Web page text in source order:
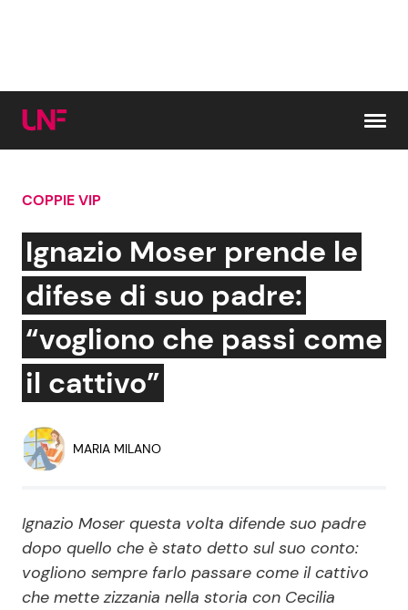
Cerca:
News e Cronaca
Attualità Italiana
Dal Mondo
Economia
Persone Scomparse
Politica
Gossip e TV
Bellezze VIP
Reality e Talent
Soap Opera
COPPIE VIP
Ignazio Moser prende le
difese di suo padre:
“vogliono che passi come
il cattivo”
MARIA MILANO
Ignazio Moser questa volta difende suo padre
dopo quello che è stato detto sul suo conto:
vogliono sempre farlo passare come il cattivo
che mette zizzania nella storia con Cecilia